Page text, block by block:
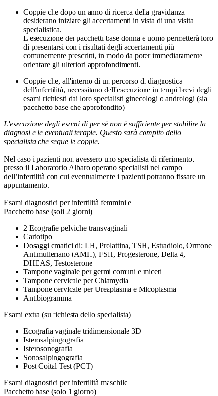
Coppie che dopo un anno di ricerca della gravidanza
desiderano iniziare gli accertamenti in vista di una visita
specialistica.
L'esecuzione dei pacchetti base donna e uomo permetterà loro
di presentarsi con i risultati degli accertamenti più
comunemente prescritti, in modo da poter immediatamente
orientare gli ulteriori approfondimenti.
Coppie che, all'interno di un percorso di diagnostica
dell'infertilità, necessitano dell'esecuzione in tempi brevi degli
esami richiesti dai loro specialisti ginecologi o andrologi (sia
pacchetto base che approfondito)
L'esecuzione degli esami di per sè non è sufficiente per stabilire la
diagnosi e le eventuali terapie. Questo sarà compito dello
specialista che segue le coppie.
Nel caso i pazienti non avessero uno specialista di riferimento,
presso il Laboratorio Albaro operano specialisti nel campo
dell’infertilità con cui eventualmente i pazienti potranno fissare un
appuntamento.
Esami diagnostici per infertilità femminile
Pacchetto base (soli 2 giorni)
2 Ecografie pelviche transvaginali
Cariotipo
Dosaggi ematici di: LH, Prolattina, TSH, Estradiolo, Ormone
Antimulleriano (AMH), FSH, Progesterone, Delta 4,
DHEAS, Testosterone
Tampone vaginale per germi comuni e miceti
Tampone cervicale per Chlamydia
Tampone cervicale per Ureaplasma e Micoplasma
Antibiogramma
Esami extra (su richiesta dello specialista)
Ecografia vaginale tridimensionale 3D
Isterosalpingografia
Isterosonografia
Sonosalpingografia
Post Coital Test (PCT)
Esami diagnostici per infertilità maschile
Pacchetto base (solo 1 giorno)